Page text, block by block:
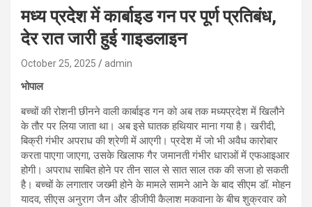
मध्य प्रदेश में कार्बाइड गन पर पूर्ण प्रतिबंध,
देर रात जारी हुई गाइडलाइन
October 25, 2025 admin
भोपाल
बच्चों की रोशनी छीनने वाली कार्बाइड गन को अब तक मध्यप्रदेश में खिलौने
के तौर पर लिया जाता था। अब इसे घातक हथियार माना गया है। खरीदी,
बिक्री गंभीर अपराध की श्रेणी में आएगी। प्रदेश में जो भी अवैध कारोबार
करता पाएगा जाएगा, उसके खिलाफ गैर जमानती गंभीर धाराओं में एफआइआर
होगी। अपराध साबित होने पर तीन साल से सात साल तक की सजा हो सकती
है। बच्चों के लगातार जख्मी होने के मामले सामने आने के बाद सीएम डॉ. मोहन
यादव, सीएस अनुराग जैन और डीजीपी कैलाश मकवाना के बीच शुक्रवार को